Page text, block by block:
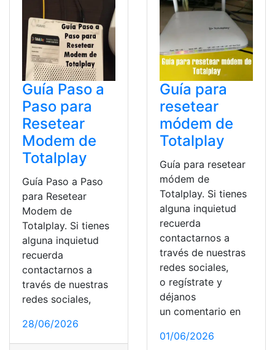
Guía Paso a
Paso para
Resetear
Modem de
Totalplay
Guía Paso a Paso
para Resetear
Modem de
Totalplay. Si tienes
alguna inquietud
recuerda
contactarnos a
través de nuestras
redes sociales,
28/06/2026
Guía para
resetear
módem de
Totalplay
Guía para resetear
módem de
Totalplay. Si tienes
alguna inquietud
recuerda
contactarnos a
través de nuestras
redes sociales,
o regístrate y
déjanos
un comentario en
01/06/2026